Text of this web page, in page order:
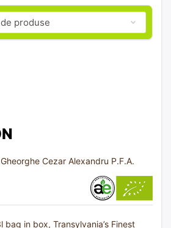
Gheorghe Cezar Alexandru P.F.A.